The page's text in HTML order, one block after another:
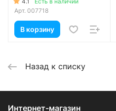
Арт. 007718
В корзину
Назад к списку
Интернет-магазин